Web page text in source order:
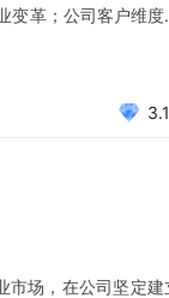
变革；公司客户维度
场，在公司坚定建